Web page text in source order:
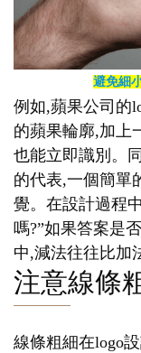
避免細
例如,蘋果公司的
的蘋果輪廓,加上
也能立即識別。
的代表,一個簡單
覺。在設計過程
嗎?”如果答案是
中,減法往往比加
注意線條
線條粗細在logo